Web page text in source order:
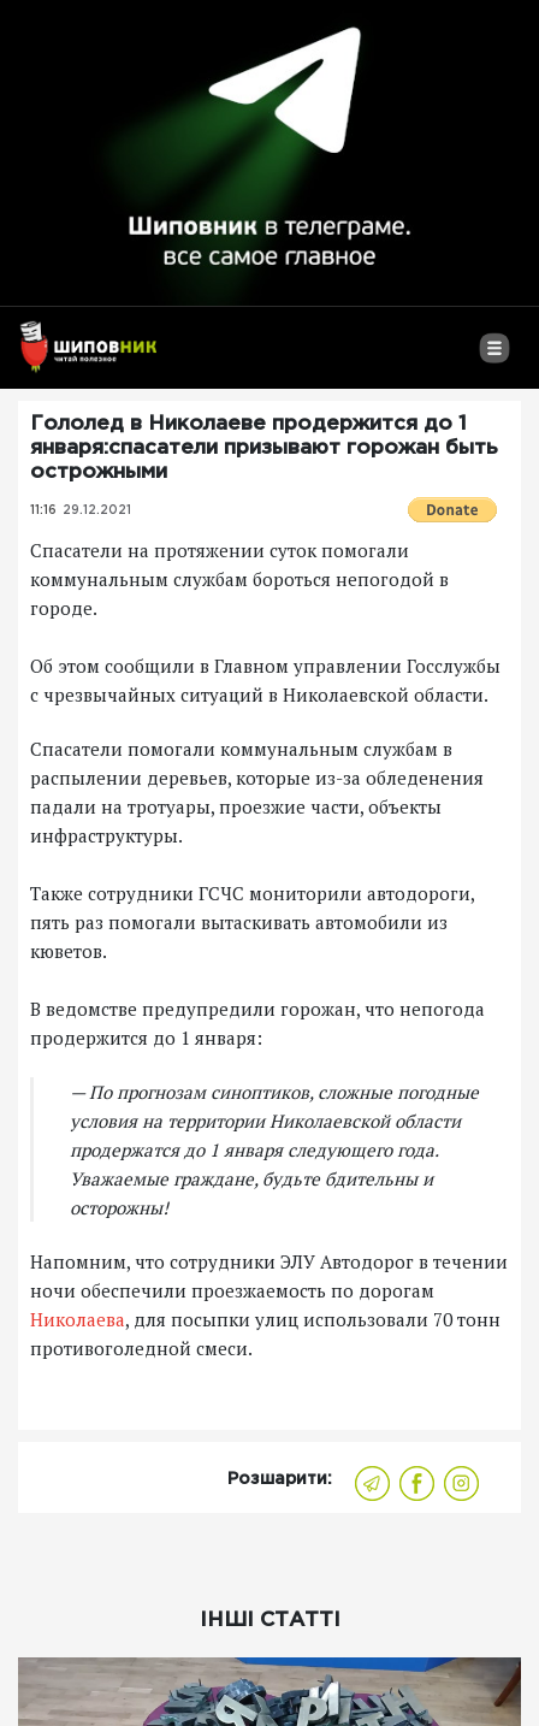
Гололед в Николаеве продержится до 1
января:спасатели призывают горожан быть
острожными
11:16 29.12.2021
Спасатели на протяжении суток помогали
коммунальным службам бороться непогодой в
городе.
Об этом сообщили в Главном управлении Госслужбы
с чрезвычайных ситуаций в Николаевской области.
Спасатели помогали коммунальным службам в
распылении деревьев, которые из-за обледенения
падали на тротуары, проезжие части, объекты
инфраструктуры.
Также сотрудники ГСЧС мониторили автодороги,
пять раз помогали вытаскивать автомобили из
кюветов.
В ведомстве предупредили горожан, что непогода
продержится до 1 января:
— По прогнозам синоптиков, сложные погодные
условия на территории Николаевской области
продержатся до 1 января следующего года.
Уважаемые граждане, будьте бдительны и
осторожны!
Напомним, что сотрудники ЭЛУ Автодорог в течении
ночи обеспечили проезжаемость по дорогам
Николаева, для посыпки улиц использовали 70 тонн
противоголедной смеси.
Розшарити:
ІНШІ СТАТТІ